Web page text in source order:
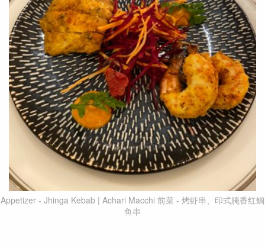
Appetizer - Jhinga Kebab | Achari Macchi 前菜 - 烤虾串、印式腌香红鲷
鱼串